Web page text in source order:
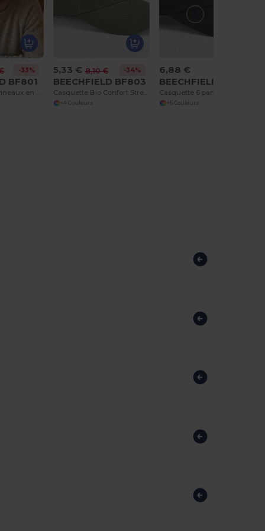
-33%
BF801
5,33 € 8,10 € -34%
BEECHFIELD BF803
Casquette Bio Confort Stretch-Fit
+4 Couleurs
6,88 €
BEECHFIELD BF820
+5 Couleurs